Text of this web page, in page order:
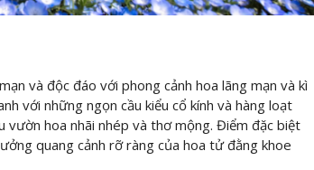
và độc đáo với phong cảnh hoa lãng mạn và kì
với những ngọn cầu kiểu cổ kính và hàng loạt
hoa nhãi nhép và thơ mộng. Điểm đặc biệt
quang cảnh rỡ ràng của hoa tử đằng khoe